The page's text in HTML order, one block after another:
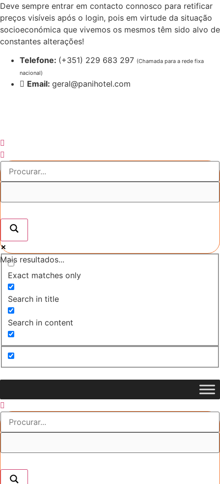
Pular
para
o
conteúdo
Deve sempre entrar em contacto connosco para retificar
preços visíveis após o login, pois em virtude da situação
socioeconómica que vivemos os mesmos têm sido alvo de
constantes alterações!
Telefone: (+351) 229 683 297 (Chamada para a rede fixa
nacional)
Email: geral@panihotel.com
Mais resultados...
Exact matches only
Search in title
Search in content